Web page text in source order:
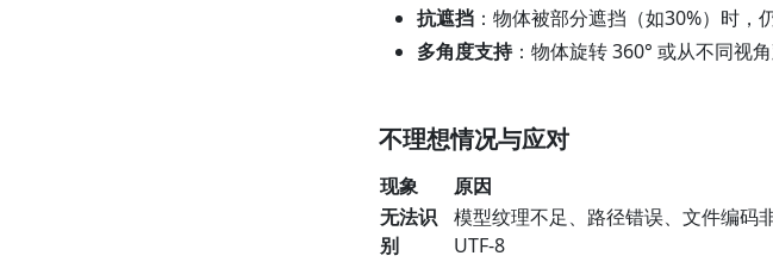
抗遮挡：物体被部分遮挡（如30%）时，
多角度支持：物体旋转 360° 或从不同视
不理想情况与应对
现象 原因
无法识
别
模型纹理不足、路径错误、文件编码
UTF-8